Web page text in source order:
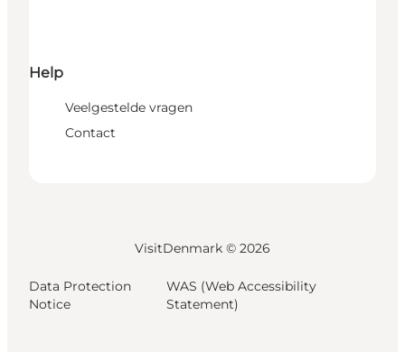
Help
Veelgestelde vragen
Contact
VisitDenmark © 2026
Data Protection
Notice
WAS (Web Accessibility
Statement)